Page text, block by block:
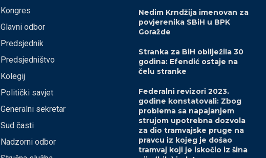
Kongres
Glavni odbor
Predsjednik
Predsjedništvo
Kolegij
Politički savjet
Generalni sekretar
Sud časti
Nadzorni odbor
Nedim Krndžija imenovan za
povjerenika SBiH u BPK
Goražde
Stranka za BiH obilježila 30
godina: Efendić ostaje na
čelu stranke
Federalni revizori 2023.
godine konstatovali: Zbog
problema sa napajanjem
strujom upotrebna dozvola
za dio tramvajske pruge na
pravcu iz kojeg je došao
tramvaj koji je iskočio iz šina